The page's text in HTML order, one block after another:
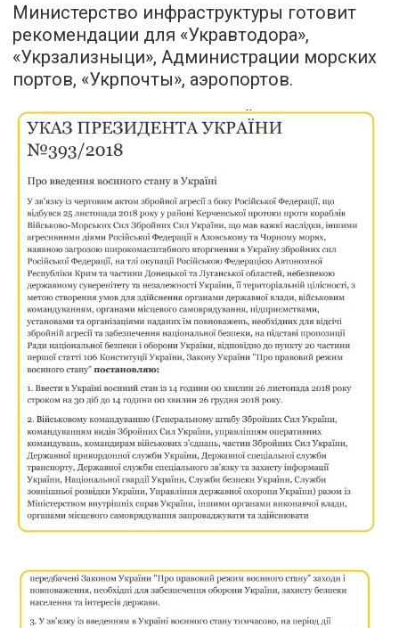
Министерство инфраструктуры готовит
рекомендации для «Укравтодора»,
«Укрзализныци», Администрации морских
портов, «Укрпочты», аэропортов.